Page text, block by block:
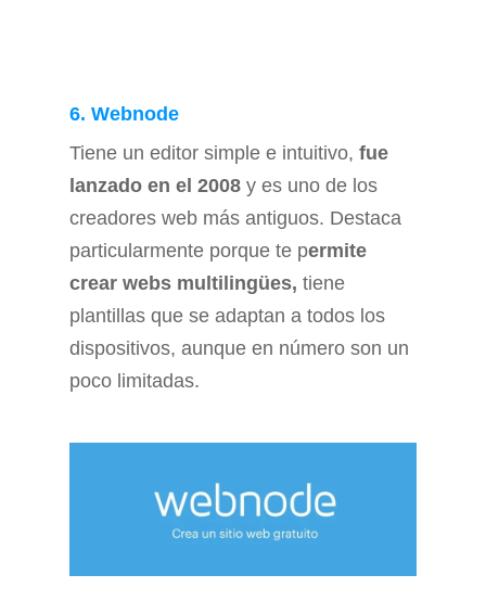
6. Webnode
Tiene un editor simple e intuitivo, fue
lanzado en el 2008 y es uno de los
creadores web más antiguos. Destaca
particularmente porque te permite
crear webs multilingües, tiene
plantillas que se adaptan a todos los
dispositivos, aunque en número son un
poco limitadas.